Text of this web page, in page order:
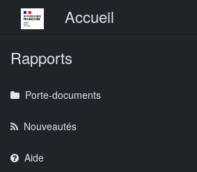
Menu principalAccueil
Rapports
Porte-documents
Nouveautés
Aide